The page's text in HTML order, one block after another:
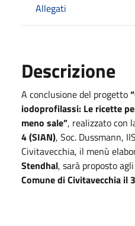
Allegati
Descrizione
A conclusione del progetto
iodoprofilassi: Le ricette
meno sale”, realizzato con
4 (SIAN), Soc. Dussmann,
Civitavecchia, il menù
Stendhal, sarà proposto
Comune di Civitavecchia il